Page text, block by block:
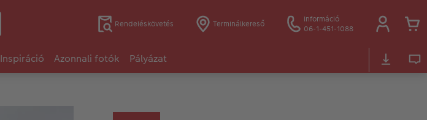
Rendeléskövetés Terminálkereső
Információ
06-1-451-1088
Inspiráció Azonnali fotók Pályázat